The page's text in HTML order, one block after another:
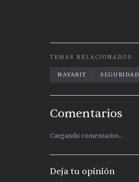
TEMAS RELACIONADOS:
NAYARIT SEGURIDAD
Comentarios
Cargando comentarios...
Deja tu opinión